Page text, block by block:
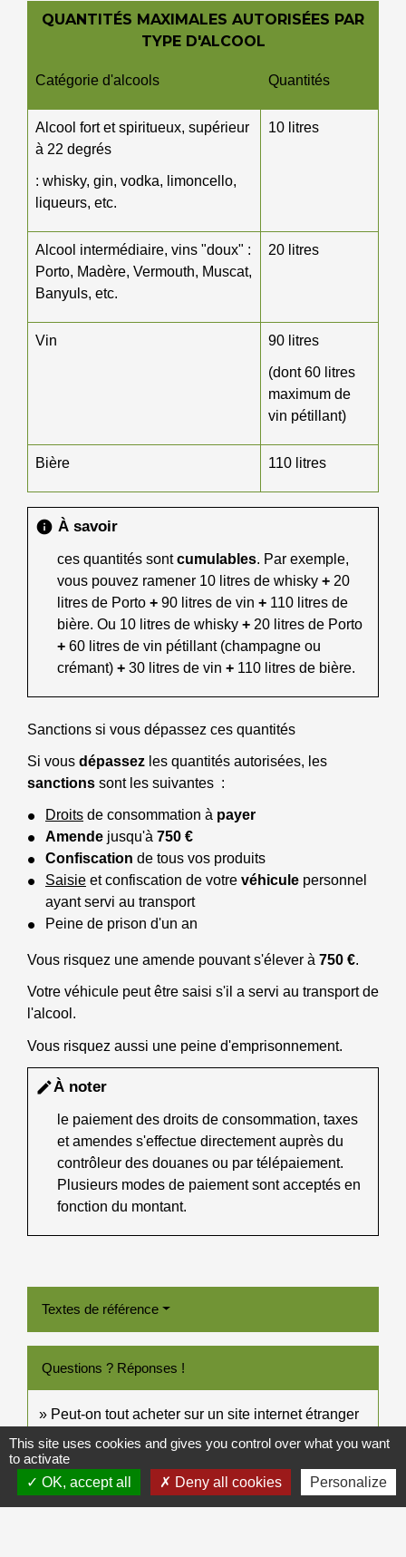
QUANTITÉS MAXIMALES AUTORISÉES PAR
TYPE D'ALCOOL
Catégorie d'alcools Quantités
Alcool fort et spiritueux, supérieur
à 22 degrés
: whisky, gin, vodka, limoncello,
liqueurs, etc.
10 litres
Alcool intermédiaire, vins "doux" :
Porto, Madère, Vermouth, Muscat,
Banyuls, etc.
20 litres
Vin 90 litres
(dont 60 litres
maximum de
vin pétillant)
Bière 110 litres
info À savoir
ces quantités sontcumulables. Par exemple,
vous pouvez ramener 10 litres de whisky + 20
litres de Porto + 90 litres de vin + 110 litres de
bière. Ou 10 litres de whisky + 20 litres de Porto
+ 60 litres de vin pétillant (champagne ou
crémant) + 30 litres de vin + 110 litres de bière.
Sanctions si vous dépassez ces quantités
Si vous dépassez les quantités autorisées, les
sanctions sont les suivantes :
Droits de consommation à payer
Amende jusqu'à 750 €
Confiscation de tous vos produits
Saisie et confiscation de votre véhicule personnel
ayant servi au transport
Peine de prison d'un an
Vous risquez une amende pouvant s'élever à 750 €.
Votre véhicule peut être saisi s'il a servi au transport de
l'alcool.
Vous risquez aussi une peine d'emprisonnement.
editÀ noter
le paiement des droits de consommation, taxes
et amendes s'effectue directement auprès du
contrôleur des douanes ou par télépaiement.
Plusieurs modes de paiement sont acceptés en
fonction du montant.
Textes de référence
Questions ? Réponses !
Peut-on tout acheter sur un site internet étranger
(tabac, médicament, arme...) ?
This site uses cookies and gives you control over what you want
to activate
OK, accept all
Deny all cookies Personalize